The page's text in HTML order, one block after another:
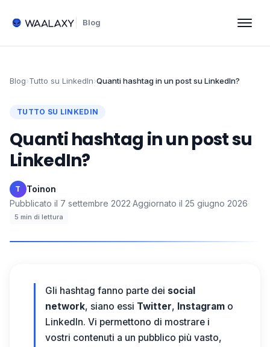
Blog
Blog›Tutto su LinkedIn›Quanti hashtag in un post su LinkedIn?
TUTTO SU LINKEDIN
Quanti hashtag in un post su
LinkedIn?
T Toinon·
Pubblicato il 7 settembre 2022·Aggiornato il 25 giugno 2026·
5 min di lettura
Gli hashtag fanno parte dei social
network, siano essi Twitter, Instagram o
LinkedIn. Vi permettono di mostrare i
vostri contenuti a un pubblico più vasto,